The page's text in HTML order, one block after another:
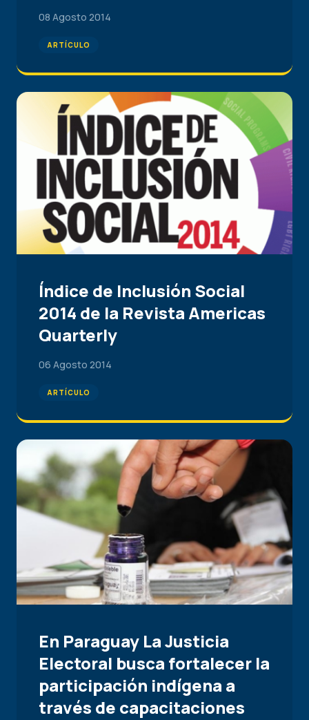
08 Agosto 2014
ARTÍCULO
Índice de Inclusión Social
2014 de la Revista Americas
Quarterly
06 Agosto 2014
ARTÍCULO
En Paraguay La Justicia
Electoral busca fortalecer la
participación indígena a
través de capacitaciones